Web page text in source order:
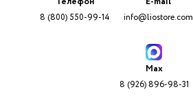
8 (800) 550-99-14 info@liostore.com
Max
8 (926) 896-98-31